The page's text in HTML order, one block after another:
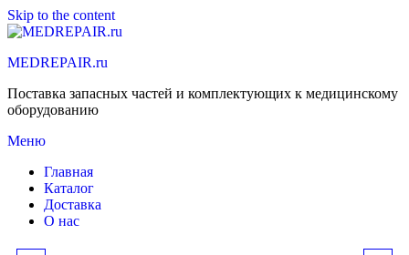
Skip to the content
MEDREPAIR.ru
Поставка запасных частей и комплектующих к медицинскому
оборудованию
Меню
Главная
Каталог
Доставка
О нас